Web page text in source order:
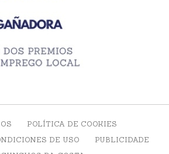
POLÍTICA DE COOKIES
DE USO
PUBLICIDADE